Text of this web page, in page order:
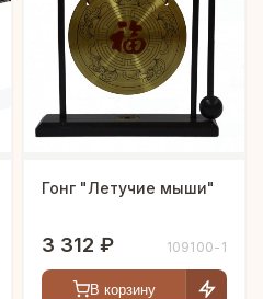
Гонг "Летучие мыши"
3 312 ₽ 109100-1
В корзину